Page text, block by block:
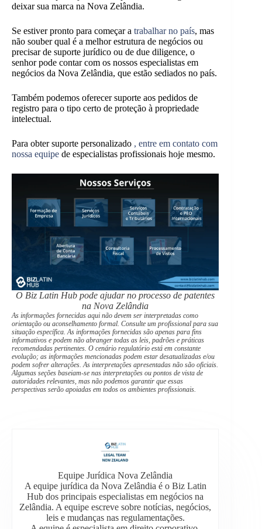
deixar sua marca na Nova Zelândia.
Se estiver pronto para começar a trabalhar no país, mas
não souber qual é a melhor estrutura de negócios ou
precisar de suporte jurídico ou de due diligence, o
senhor pode contar com os nossos especialistas em
negócios da Nova Zelândia, que estão sediados no país.
Também podemos oferecer suporte aos pedidos de
registro para o tipo certo de proteção à propriedade
intelectual.
Para obter suporte personalizado , entre em contato com
nossa equipe de especialistas profissionais hoje mesmo.
O Biz Latin Hub pode ajudar no processo de patentes
na Nova Zelândia
As informações fornecidas aqui não devem ser interpretadas como
orientação ou aconselhamento formal. Consulte um profissional para sua
situação específica. As informações fornecidas são apenas para fins
informativos e podem não abranger todas as leis, padrões e práticas
recomendadas pertinentes. O cenário regulatório está em constante
evolução; as informações mencionadas podem estar desatualizadas e/ou
podem sofrer alterações. As interpretações apresentadas não são oficiais.
Algumas seções baseiam-se nas interpretações ou pontos de vista de
autoridades relevantes, mas não podemos garantir que essas
perspectivas serão apoiadas em todos os ambientes profissionais.
Equipe Jurídica Nova Zelândia
A equipe jurídica da Nova Zelândia é o Biz Latin
Hub dos principais especialistas em negócios na
Zelândia. A equipe escreve sobre notícias, negócios,
leis e mudanças nas regulamentações.